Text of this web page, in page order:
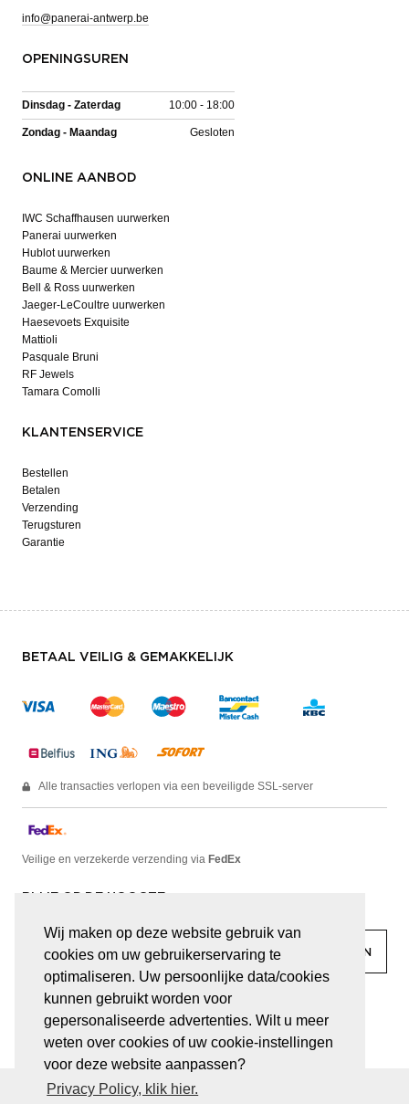
Wij maken op deze website gebruik van
cookies om uw gebruikerservaring te
optimaliseren. Uw persoonlijke data/cookies
kunnen gebruikt worden voor
gepersonaliseerde advertenties. Wilt u meer
weten over cookies of uw cookie-instellingen
voor deze website aanpassen?
Privacy Policy, klik hier.
info@panerai-antwerp.be
OPENINGSUREN
Dinsdag - Zaterdag 10:00 - 18:00
Zondag - Maandag Gesloten
ONLINE AANBOD
IWC Schaffhausen uurwerken
Panerai uurwerken
Hublot uurwerken
Baume & Mercier uurwerken
Bell & Ross uurwerken
Jaeger-LeCoultre uurwerken
Haesevoets Exquisite
Mattioli
Pasquale Bruni
RF Jewels
Tamara Comolli
KLANTENSERVICE
Bestellen
Betalen
Verzending
Terugsturen
Garantie
BETAAL VEILIG & GEMAKKELIJK
Alle transacties verlopen via een beveiligde SSL-server
Veilige en verzekerde verzending via FedEx
BLIJF OP DE HOOGTE
facebook linkedin
© JUWELEN HAESEVOETS 2026